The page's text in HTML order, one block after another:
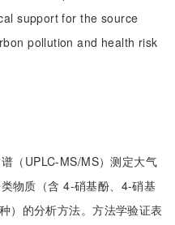
support for the source
pollution and health risk
（UPLC-MS/MS）测定大气
物质（含 4-硝基酚、4-硝基
）的分析方法。方法学验证表